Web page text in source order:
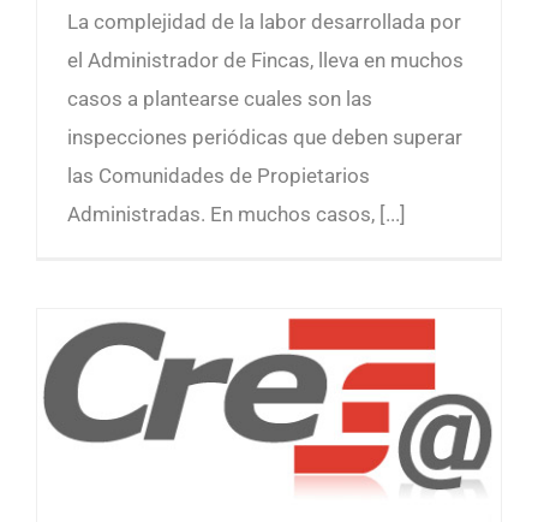
La complejidad de la labor desarrollada por
el Administrador de Fincas, lleva en muchos
casos a plantearse cuales son las
inspecciones periódicas que deben superar
las Comunidades de Propietarios
Administradas. En muchos casos, [...]